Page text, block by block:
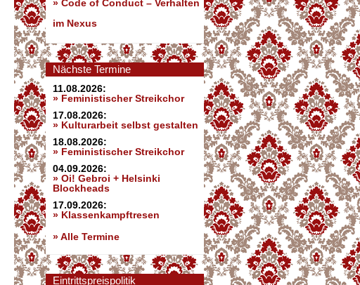
» Code of Conduct – Verhalten
im Nexus
Nächste Termine
11.08.2026:
» Feministischer Streikchor
17.08.2026:
» Kulturarbeit selbst gestalten
18.08.2026:
» Feministischer Streikchor
04.09.2026:
» Oi! Gebroi + Helsinki
Blockheads
17.09.2026:
» Klassenkampftresen
» Alle Termine
Eintrittspreispolitik